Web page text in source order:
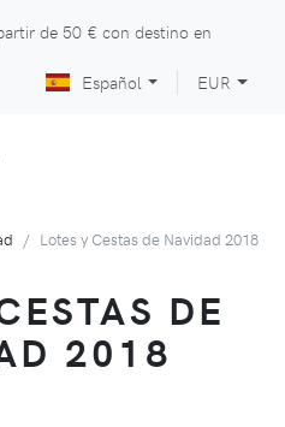
de 50 € con destino en
Español
EUR
Lotes y Cestas de Navidad 2018
DE
2018